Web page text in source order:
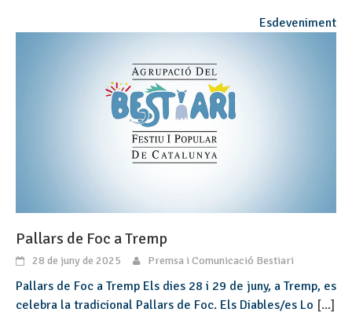
Esdeveniment
Pallars de Foc a Tremp
28 de juny de 2025 Premsa i Comunicació Bestiari
Pallars de Foc a Tremp Els dies 28 i 29 de juny, a Tremp, es
celebra la tradicional Pallars de Foc. Els Diables/es Lo [...]